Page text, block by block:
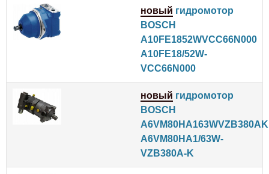
новый гидромотор
BOSCH
A10FE1852WVCC66N000
A10FE18/52W-
VCC66N000
новый гидромотор
BOSCH
A6VM80HA163WVZB380AK
A6VM80HA1/63W-
VZB380A-K